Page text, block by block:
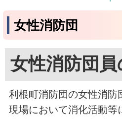
女性消防団
女性消防団員
利根町消防団の女性消防
現場において消化活動等